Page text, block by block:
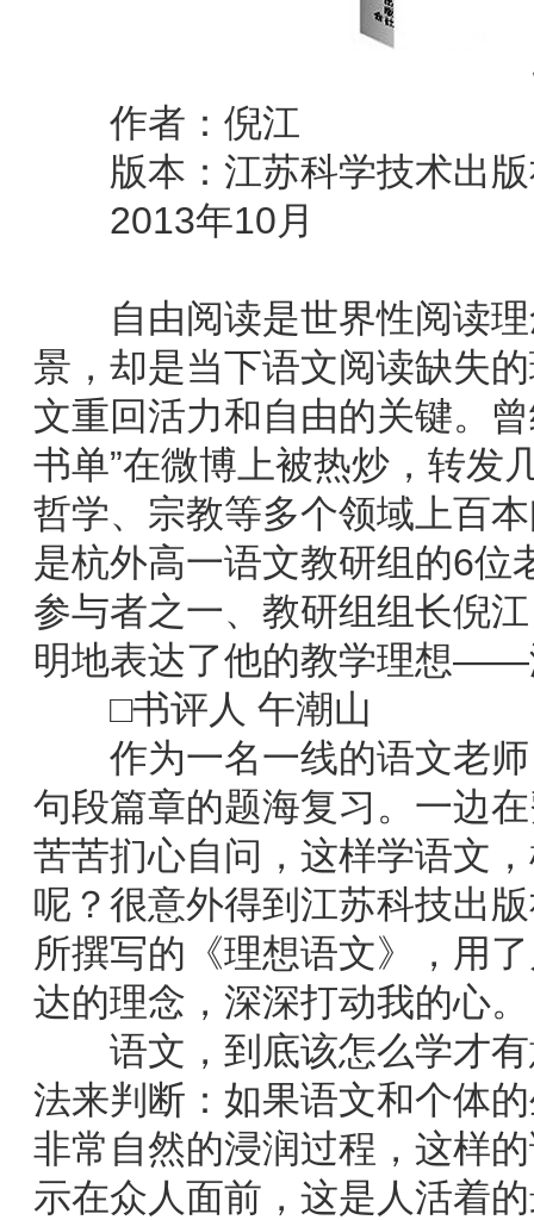
作者：倪江
版本：江苏科学技术出版
2013年10月
自由阅读是世界性阅读理
景，却是当下语文阅读缺失
文重回活力和自由的关键。
书单”在微博上被热炒，转发
哲学、宗教等多个领域上百
是杭外高一语文教研组的6位
参与者之一、教研组组长倪
明地表达了他的教学理想——
□书评人 午潮山
作为一名一线的语文老师
句段篇章的题海复习。一边
苦苦扪心自问，这样学语文
呢？很意外得到江苏科技出
所撰写的《理想语文》，用
达的理念，深深打动我的心。
语文，到底该怎么学才有
法来判断：如果语文和个体
非常自然的浸润过程，这样
示在众人面前，这是人活着